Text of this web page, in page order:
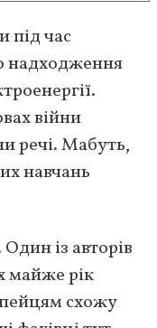
під час
надходження
війни
речі. Мабуть,
навчань
Один із авторів
майже рік
схожу